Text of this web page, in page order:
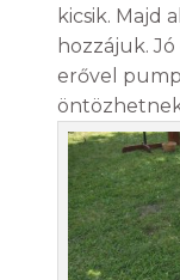
kicsik. Majd
hozzájuk.
erővel